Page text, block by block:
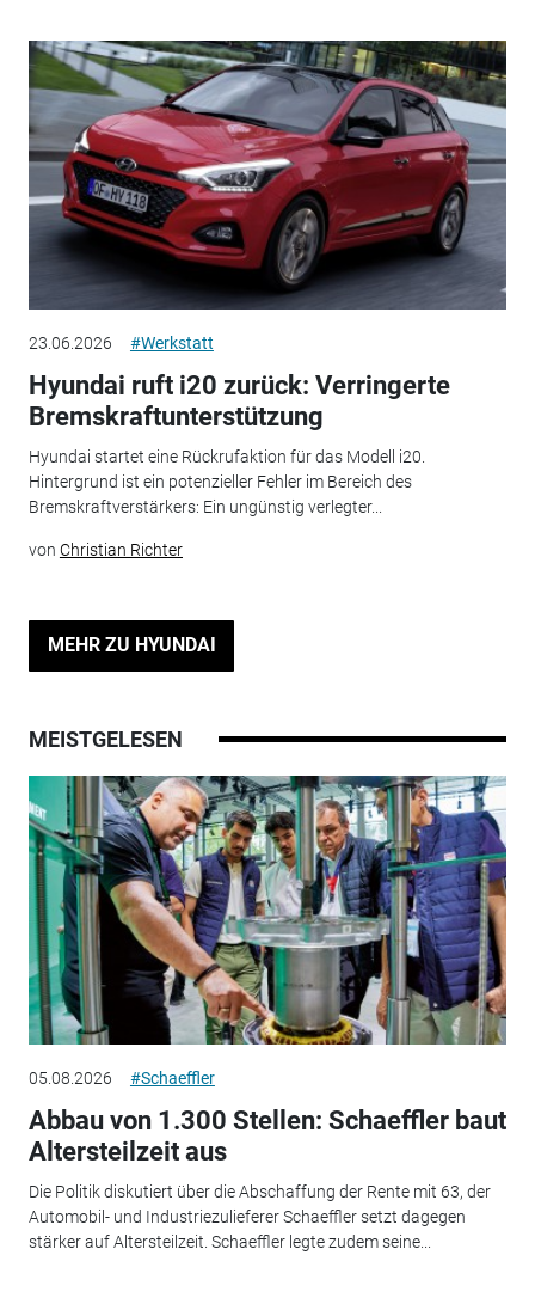
23.06.2026 #Werkstatt
Hyundai ruft i20 zurück: Verringerte
Bremskraftunterstützung
Hyundai startet eine Rückrufaktion für das Modell i20.
Hintergrund ist ein potenzieller Fehler im Bereich des
Bremskraftverstärkers: Ein ungünstig verlegter...
von Christian Richter
MEHR ZU HYUNDAI
MEISTGELESEN
05.08.2026 #Schaeffler
Abbau von 1.300 Stellen: Schaeffler baut
Altersteilzeit aus
Die Politik diskutiert über die Abschaffung der Rente mit 63, der
Automobil- und Industriezulieferer Schaeffler setzt dagegen
stärker auf Altersteilzeit. Schaeffler legte zudem seine...